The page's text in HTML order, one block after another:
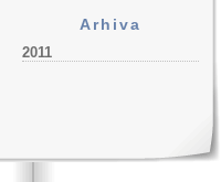
Arhiva
2011